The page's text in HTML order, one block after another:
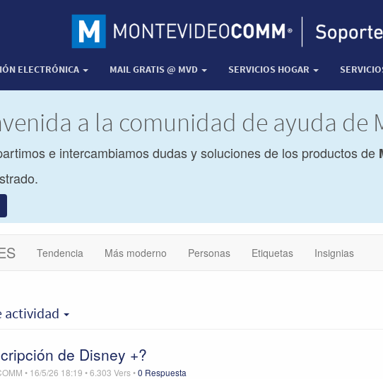
ELECTRÓNICA MAIL GRATIS @ MVD SERVICIOS HOGAR
a la comunidad de ayuda de
e intercambiamos dudas y soluciones de los productos de
Tendencia Más moderno Personas Etiquetas Insignias
actividad
de Disney +?
• 16/5/26 18:19 •6.303 Vers•0 Respuesta